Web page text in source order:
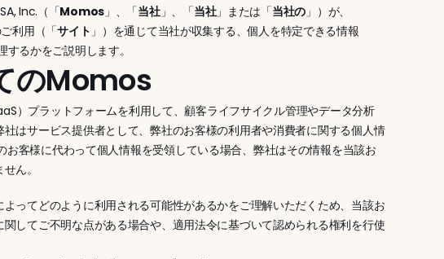
Inc.（「Momos」、「当社」、「当社」または「当社の」）が、
利用（「サイト」）を通じて当社が収集する、個人を特定できる情報
るかをご説明します。
のMomos
）プラットフォームを利用して、顧客ライフサイクル管理やデータ分析
社はサービス提供者として、弊社のお客様の利用者や消費者に関する個人情
客様に代わって個人情報を受領している場合、弊社はその情報を当該お
ん。
ってどのように利用される可能性があるかをご理解いただくため、当該お
してご不明な点がある場合や、適用法令に基づいて認められる権利を行使